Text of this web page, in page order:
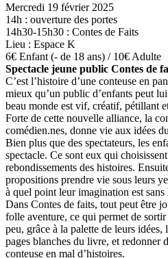
Mercredi 19 février 2025
14h : ouverture des portes
14h30-15h30 : Contes de Faits
Lieu : Espace K
6€ Enfant (- de 18 ans) / 10€ Adulte
Spectacle jeune public Contes de
C’est l’histoire d’une conteuse en
mieux qu’un public d’enfants peut
beau monde est vif, créatif, pétillant
Forte de cette nouvelle alliance, la
comédien.nes, donne vie aux idées
Bien plus que des spectateurs, les
spectacle. Ce sont eux qui
rebondissements des histoires.
propositions prendre vie sous leurs
à quel point leur imagination est
Dans Contes de faits, tout peut être
folle aventure, ce qui permet de sortir
peu, grâce à la palette de leurs
pages blanches du livre, et redonner
conteuse en mal d’histoires.